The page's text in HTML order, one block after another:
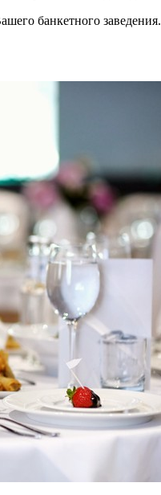
банкетного заведения.